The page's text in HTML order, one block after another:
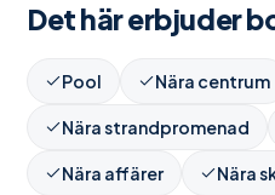
Det här erbjuder
Pool Nära centrum
Nära strandpromenad
Nära affärer Nära